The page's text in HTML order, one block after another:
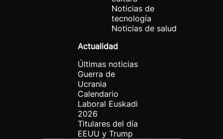
Noticias de
tecnología
Noticias de salud
Actualidad
Últimas noticias
Guerra de
Ucrania
Calendario
Laboral Euskadi
2026
Titulares del día
EEUU y Trump